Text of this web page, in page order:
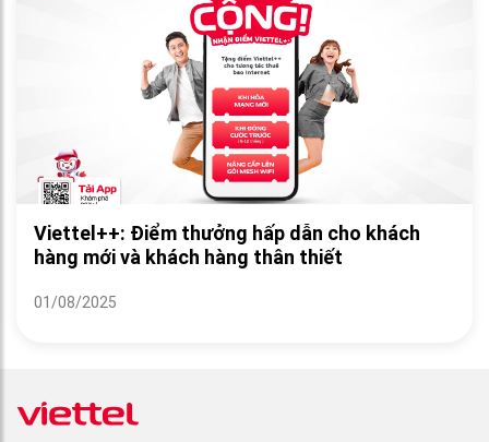
Viettel++: Điểm thưởng hấp dẫn cho khách
hàng mới và khách hàng thân thiết
01/08/2025